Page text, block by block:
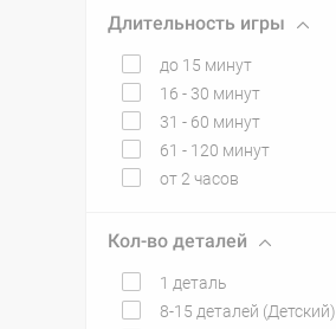
Длительность игры
до 15 минут
16 - 30 минут
31 - 60 минут
61 - 120 минут
от 2 часов
Кол-во деталей
1 деталь
8-15 деталей (Детский)